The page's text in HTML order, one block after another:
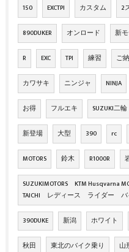
150 EXCTPI カスタム 2
890DUKER オンロード 新
R EXC TPI 練習 ご
カワサキ ニンジャ NINJA
お得 フルエキ SUZUKI二輪
新登場 大型 390 rc
MOTORS 鈴木 R1000R
SUZUKIMOTORS KTM Husqvarna
TAICHI レディース ライダー
390DUKE 新潟 ホワイト
秋田 東北のバイク乗り 山